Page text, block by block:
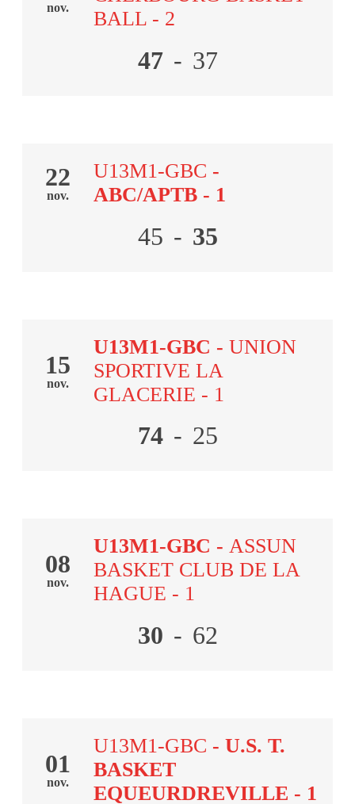
nov.
BALL - 2
47 - 37
22
nov.
U13M1-GBC -
ABC/APTB - 1
45 - 35
15
nov.
U13M1-GBC - UNION
SPORTIVE LA
GLACERIE - 1
74 - 25
08
nov.
U13M1-GBC - ASSUN
BASKET CLUB DE LA
HAGUE - 1
30 - 62
01
nov.
U13M1-GBC - U.S. T.
BASKET
EQUEURDREVILLE - 1